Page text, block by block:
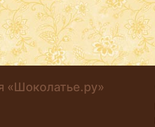
«Шоколатье.ру»